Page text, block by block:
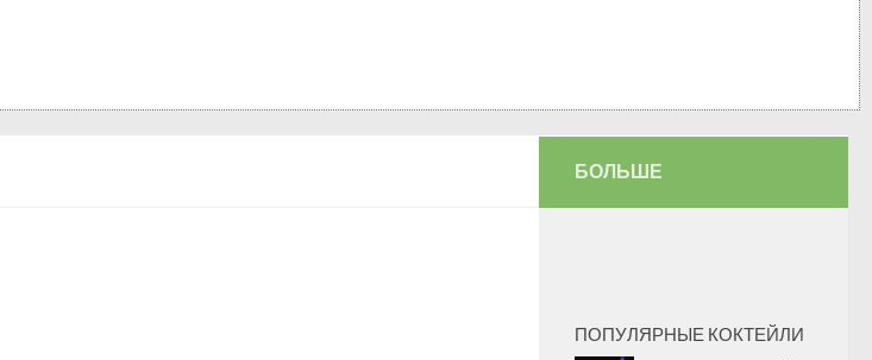
БОЛЬШЕ
ПОПУЛЯРНЫЕ КОКТЕЙЛИ